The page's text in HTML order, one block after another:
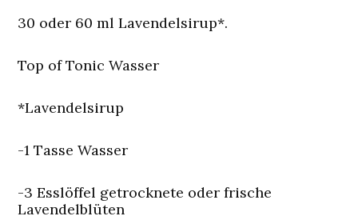
30 oder 60 ml Lavendelsirup*.
Top of Tonic Wasser
*Lavendelsirup
-1 Tasse Wasser
-3 Esslöffel getrocknete oder frische
Lavendelblüten